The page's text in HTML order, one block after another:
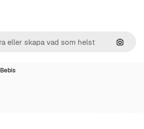
Sök
Bebis